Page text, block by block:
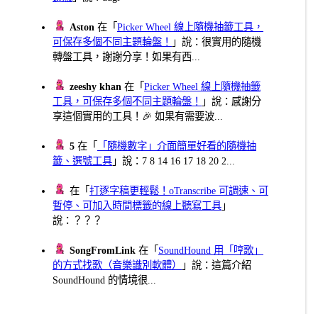
Aston 在「Picker Wheel 線上隨機抽籤工具，
可保存多個不同主題輪盤！
」說：很實用的隨機
轉盤工具，謝謝分享！如果有西...
zeeshy khan 在「Picker Wheel 線上隨機抽籤
工具，可保存多個不同主題輪盤！
」說：感謝分
享這個實用的工具！🎉 如果有需要波...
5 在「
「隨機數字」介面簡單好看的隨機抽
籤、選號工具 」說：7 8 14 16 17 18 20 2...
在「打逐字稿更輕鬆！oTranscribe 可調速、可
暫停、可加入時間標籤的線上聽寫工具 」
說：？？？
SongFromLink 在「 SoundHound 用「哼歌」
的方式找歌（音樂識別軟體）
」說：這篇介紹
SoundHound 的情境很...